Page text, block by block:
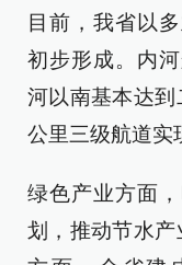
目前，我省以
初步形成。内
河以南基本达
公里三级航道实
绿色产业方面
划，推动节水